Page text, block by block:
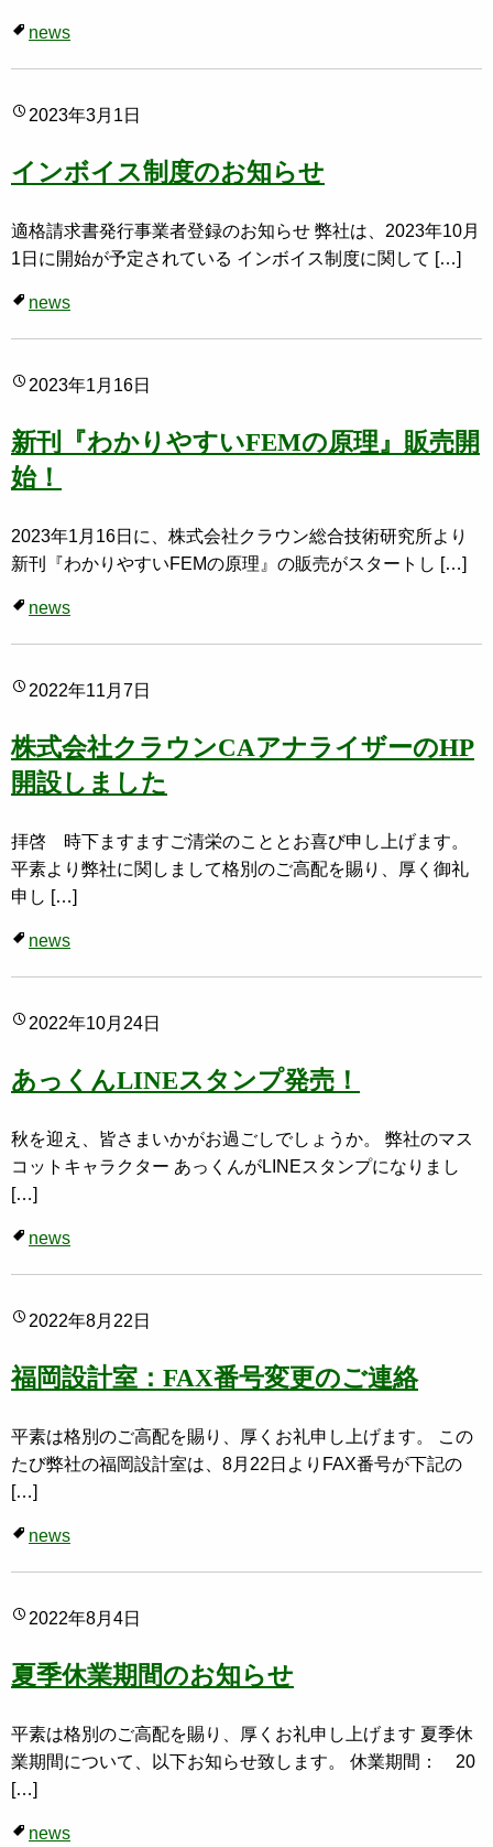
news
2023年3月1日
インボイス制度のお知らせ
適格請求書発行事業者登録のお知らせ 弊社は、2023年10月
1日に開始が予定されている インボイス制度に関して […]
news
2023年1月16日
新刊『わかりやすいFEMの原理』販売開
始！
2023年1月16日に、株式会社クラウン総合技術研究所より
新刊『わかりやすいFEMの原理』の販売がスタートし […]
news
2022年11月7日
株式会社クラウンCAアナライザーのHP
開設しました
拝啓 時下ますますご清栄のこととお喜び申し上げます。
平素より弊社に関しまして格別のご高配を賜り、厚く御礼
申し […]
news
2022年10月24日
あっくんLINEスタンプ発売！
秋を迎え、皆さまいかがお過ごしでしょうか。 弊社のマス
コットキャラクター あっくんがLINEスタンプになりまし
[…]
news
2022年8月22日
福岡設計室：FAX番号変更のご連絡
平素は格別のご高配を賜り、厚くお礼申し上げます。 この
たび弊社の福岡設計室は、8月22日よりFAX番号が下記の
[…]
news
2022年8月4日
夏季休業期間のお知らせ
平素は格別のご高配を賜り、厚くお礼申し上げます 夏季休
業期間について、以下お知らせ致します。 休業期間： 20
[…]
news